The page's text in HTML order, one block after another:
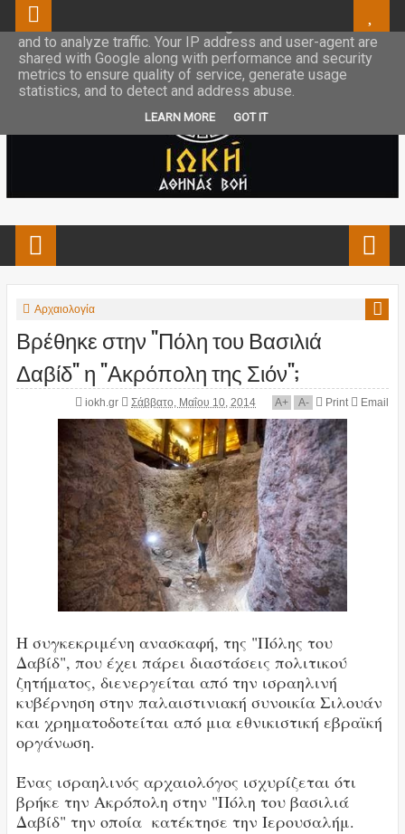
Αρχαιολογία
Βρέθηκε στην "Πόλη του Βασιλιά
Δαβίδ" η "Ακρόπολη της Σιόν";
iokh.gr Σάββατο, Μαΐου 10, 2014 A+ A- Print Email
Η συγκεκριμένη ανασκαφή, της "Πόλης του
Δαβίδ", που έχει πάρει διαστάσεις πολιτικού
ζητήματος, διενεργείται από την ισραηλινή
κυβέρνηση στην παλαιστινιακή συνοικία Σιλουάν
και χρηματοδοτείται από μια εθνικιστική εβραϊκή
οργάνωση.
Ένας ισραηλινός αρχαιολόγος ισχυρίζεται ότι
βρήκε την Ακρόπολη στην "Πόλη του βασιλιά
Δαβίδ" την οποία κατέκτησε την Ιερουσαλήμ.
This site uses cookies from Google to deliver its services
and to analyze traffic. Your IP address and user-agent are
shared with Google along with performance and security
metrics to ensure quality of service, generate usage
statistics, and to detect and address abuse.
LEARN MORE GOT IT